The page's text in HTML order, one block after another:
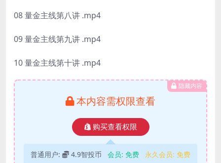
08 量金主线第八讲 .mp4
09 量金主线第九讲 .mp4
10 量金主线第十讲 .mp4
隐藏内容
本内容需权限查看
购买查看权限
普通用户: 4.9智投币 会员: 免费 永久会员: 免费